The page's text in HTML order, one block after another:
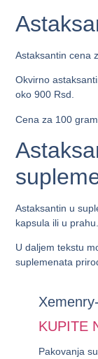
Astaksantin cena
Okvirno
oko 900 Rsd.
Cena za 100
Astaksantin u
kapsula ili u prahu.
U daljem tekstu
suplemenata
KUPITE
Pakovanja